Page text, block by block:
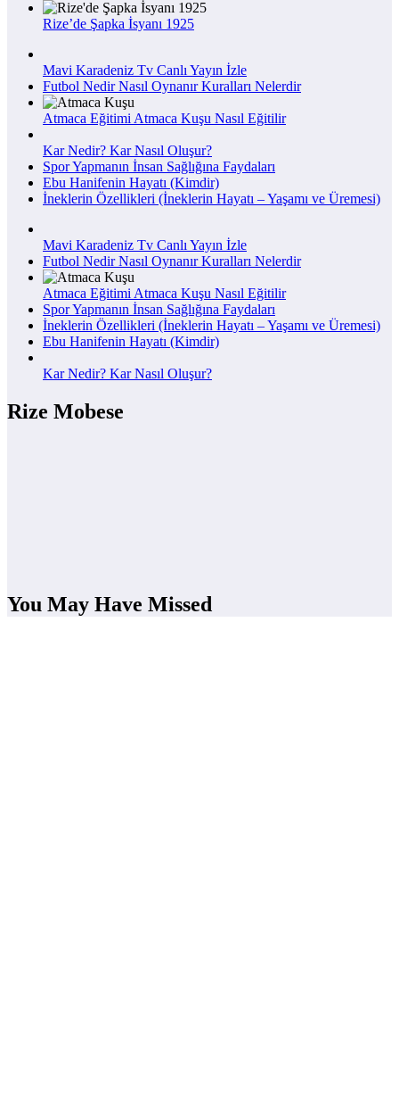
Rize’de Şapka İsyanı 1925
Mavi Karadeniz Tv Canlı Yayın İzle
Futbol Nedir Nasıl Oynanır Kuralları Nelerdir
Atmaca Eğitimi Atmaca Kuşu Nasıl Eğitilir
Kar Nedir? Kar Nasıl Oluşur?
Spor Yapmanın İnsan Sağlığına Faydaları
Ebu Hanifenin Hayatı (Kimdir)
İneklerin Özellikleri (İneklerin Hayatı – Yaşamı ve Üremesi)
Mavi Karadeniz Tv Canlı Yayın İzle
Futbol Nedir Nasıl Oynanır Kuralları Nelerdir
Atmaca Eğitimi Atmaca Kuşu Nasıl Eğitilir
Spor Yapmanın İnsan Sağlığına Faydaları
İneklerin Özellikleri (İneklerin Hayatı – Yaşamı ve Üremesi)
Ebu Hanifenin Hayatı (Kimdir)
Kar Nedir? Kar Nasıl Oluşur?
Rize Mobese
You May Have Missed